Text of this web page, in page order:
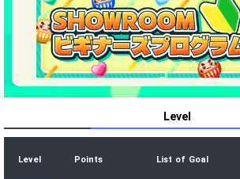
Level
Level Points List of Goal